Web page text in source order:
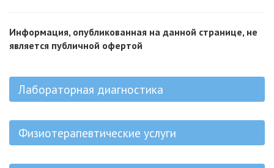
Информация, опубликованная на данной странице, не
является публичной офертой
Лабораторная диагностика
Физиотерапевтические услуги